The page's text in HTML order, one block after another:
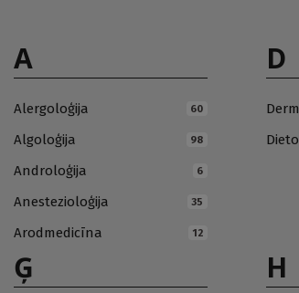
A
Alergoloģija 60
Algoloģija 98
Androloģija 6
Anestezioloģija 35
Arodmedicīna 12
D
Ģ H